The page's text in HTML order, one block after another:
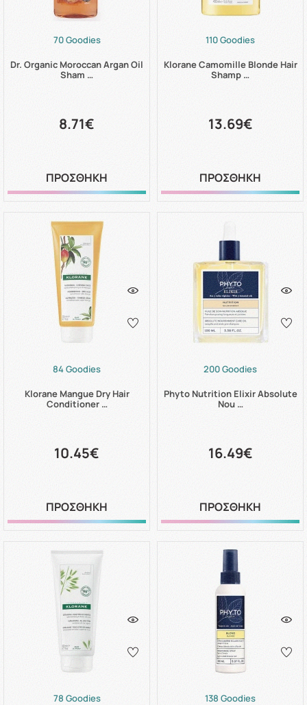
70 Goodies
Dr. Organic Moroccan Argan Oil
Sham …
8.71€
ΠΡΟΣΘΗΚΗ
110 Goodies
Klorane Camomille Blonde Hair
Shamp …
13.69€
ΠΡΟΣΘΗΚΗ
84 Goodies
Klorane Mangue Dry Hair
Conditioner …
10.45€
ΠΡΟΣΘΗΚΗ
200 Goodies
Phyto Nutrition Elixir Absolute
Nou …
16.49€
ΠΡΟΣΘΗΚΗ
78 Goodies
138 Goodies